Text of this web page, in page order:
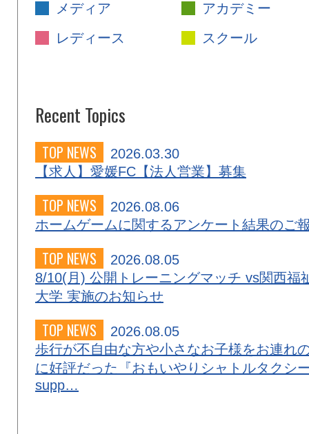
メディア
アカデミー
レディース
スクール
Recent Topics
TOP NEWS
2026.03.30
【求人】愛媛FC【法人営業】募集
TOP NEWS
2026.08.06
ホームゲームに関するアンケート結果のご
TOP NEWS
2026.08.05
8/10(月) 公開トレーニングマッチ vs関西福
大学 実施のお知らせ
TOP NEWS
2026.08.05
歩行が不自由な方や小さなお子様をお連れ
に好評だった『おもいやりシャトルタクシ
supp…